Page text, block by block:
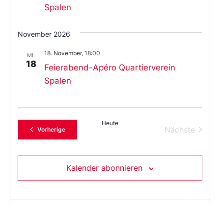
Spalen
November 2026
MI.
18
Feierabend-Apéro Quartierverein
Spalen
18. November, 18:00
VorherigeVeranstaltungen
Heute
Nächste
Kalender abonnieren